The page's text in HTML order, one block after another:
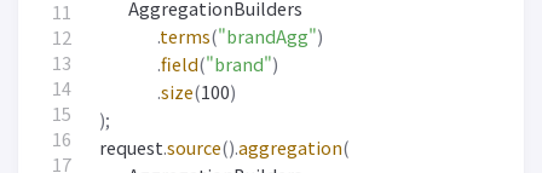
12
14
17
AggregationBuilders
.terms("brandAgg")
.field("brand")
.size(100)
);
request.source().aggregation(